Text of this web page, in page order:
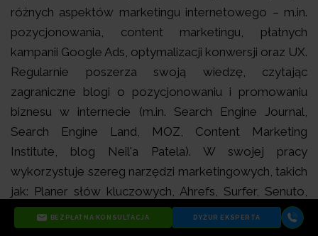
różnych aspektów marketingu internetowego – m.in.
pozycjonowania, content marketingu, płatnych
kampanii Google Ads, optymalizacji konwersji oraz UX.
Regularnie poszerza swoją wiedzę, czytając
zagraniczne blogi o pozycjonowaniu i promowaniu
biznesu w internecie (m.in. Search Engine Journal,
Search Engine Land, MOZ, Content Marketing
Institute, blog Neil'a Patela). W swojej pracy
wykorzystuje szereg narzędzi marketingowych, takich
jak: Planer słów kluczowych, Ahrefs, Surfer, Senuto,
Semstorm, a ChatGPT powoli przestaje mieć przed
nią tajemnice. Swoje treści publikuje nie tylko na blogu
BEZPŁATNA KONSULTACJA DYŻUR EKSPERTA